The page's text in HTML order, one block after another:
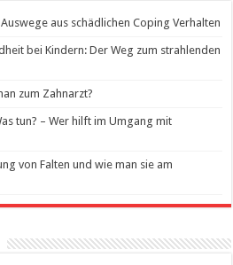
aus schädlichen Coping Verhalten
bei Kindern: Der Weg zum strahlenden
zum Zahnarzt?
tun? – Wer hilft im Umgang mit
von Falten und wie man sie am